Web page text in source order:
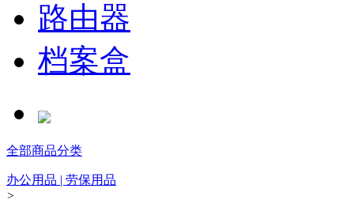
路由器
档案盒
全部商品分类
办公用品 | 劳保用品
>